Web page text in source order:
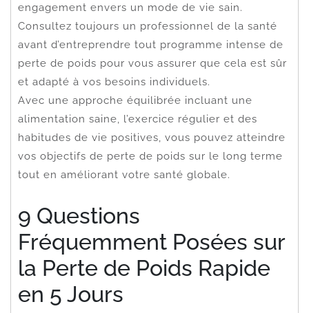
engagement envers un mode de vie sain.
Consultez toujours un professionnel de la santé
avant d’entreprendre tout programme intense de
perte de poids pour vous assurer que cela est sûr
et adapté à vos besoins individuels.
Avec une approche équilibrée incluant une
alimentation saine, l’exercice régulier et des
habitudes de vie positives, vous pouvez atteindre
vos objectifs de perte de poids sur le long terme
tout en améliorant votre santé globale.
9 Questions
Fréquemment Posées sur
la Perte de Poids Rapide
en 5 Jours